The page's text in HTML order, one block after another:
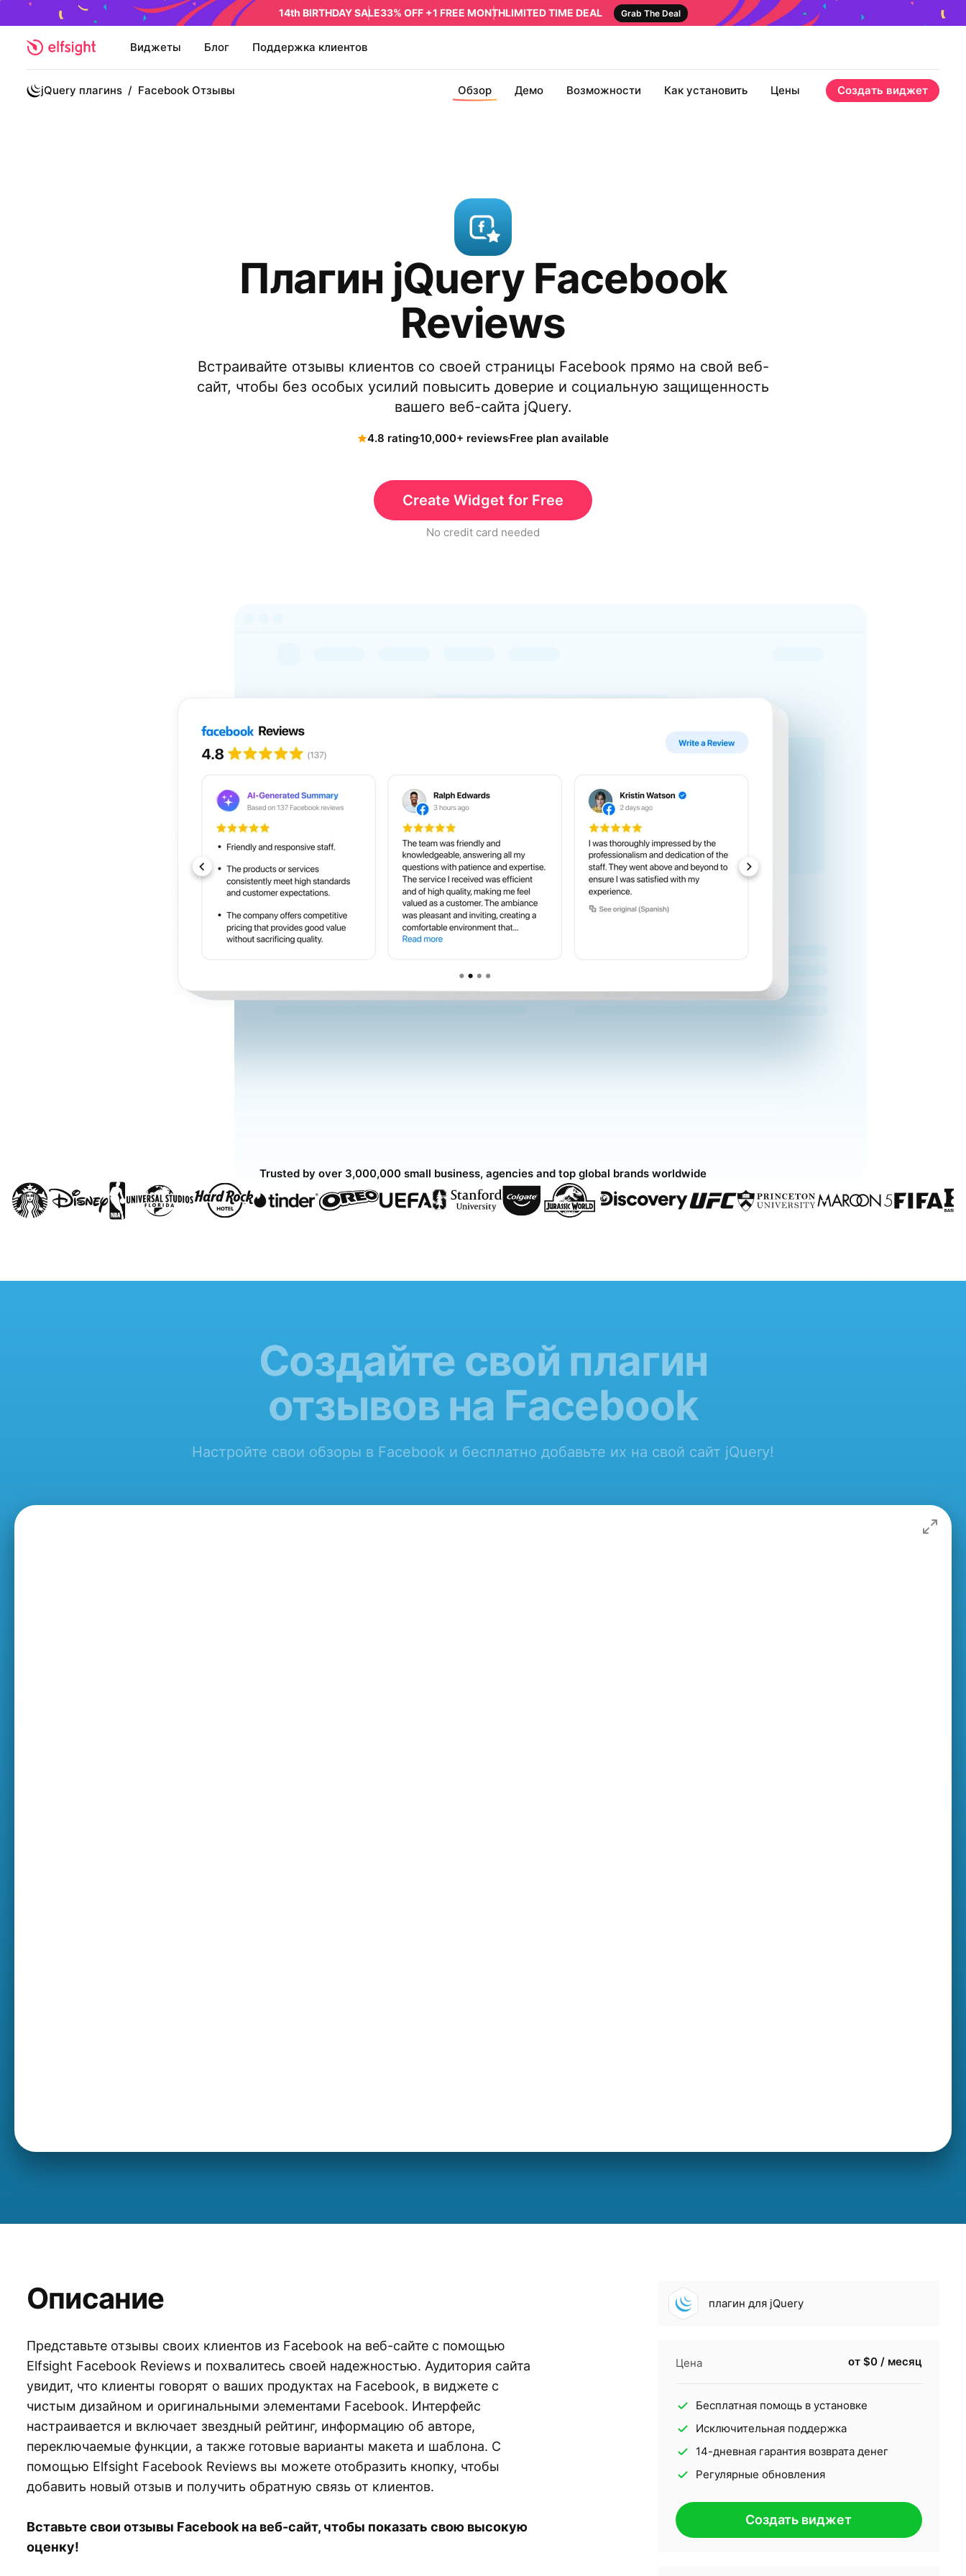
14th BIRTHDAY SALE33% OFF +1 FREE MONTHLIMITED TIME DEAL Grab The Deal
Виджеты Блог Поддержка клиентов
jQuery плагинs / Facebook Отзывы Обзор Демо Возможности Как установить Цены Создать виджет
Плагин jQuery Facebook
Reviews
Встраивайте отзывы клиентов со своей страницы Facebook прямо на свой веб-
сайт, чтобы без особых усилий повысить доверие и социальную защищенность
вашего веб-сайта jQuery.
4.8 rating10,000+ reviewsFree plan available
Create Widget for Free
No credit card needed
Trusted by over 3,000,000 small business, agencies and top global brands worldwide
Создайте свой плагин
отзывов на Facebook
Настройте свои обзоры в Facebook и бесплатно добавьте их на свой сайт jQuery!
Описание
Представьте отзывы своих клиентов из Facebook на веб-сайте с помощью
Elfsight Facebook Reviews и похвалитесь своей надежностью. Аудитория сайта
увидит, что клиенты говорят о ваших продуктах на Facebook, в виджете с
чистым дизайном и оригинальными элементами Facebook. Интерфейс
настраивается и включает звездный рейтинг, информацию об авторе,
переключаемые функции, а также готовые варианты макета и шаблона. С
помощью Elfsight Facebook Reviews вы можете отобразить кнопку, чтобы
добавить новый отзыв и получить обратную связь от клиентов.
Вставьте свои отзывы Facebook на веб-сайт, чтобы показать свою высокую
оценку!
плагин для jQuery
Цена от $0 / месяц
Бесплатная помощь в установке
Исключительная поддержка
14-дневная гарантия возврата денег
Регулярные обновления
Создать виджет